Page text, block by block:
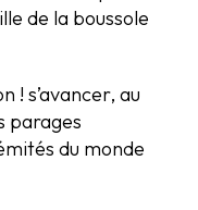
de la boussole
! s’avancer, au
parages
du monde